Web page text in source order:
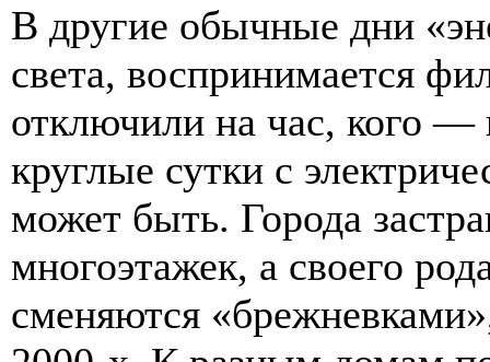
В другие обычные дни
света, воспринимается
отключили на час, кого —
круглые сутки с
может быть. Города
многоэтажек, а своего
сменяются